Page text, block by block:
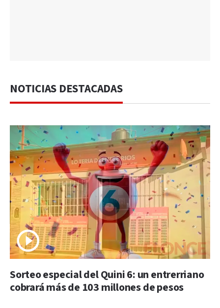
NOTICIAS DESTACADAS
Sorteo especial del Quini 6: un entrerriano
cobrará más de 103 millones de pesos